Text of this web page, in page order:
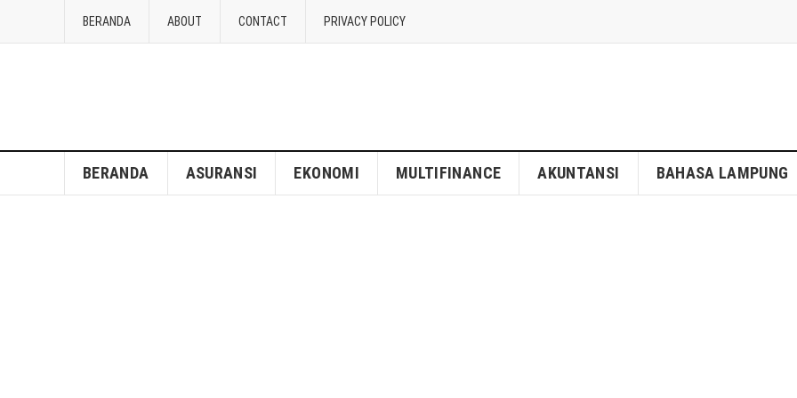
BERANDA ABOUT CONTACT PRIVACY POLICY
BERANDA ASURANSI EKONOMI MULTIFINANCE AKUNTANSI BAHASA LAMPUNG